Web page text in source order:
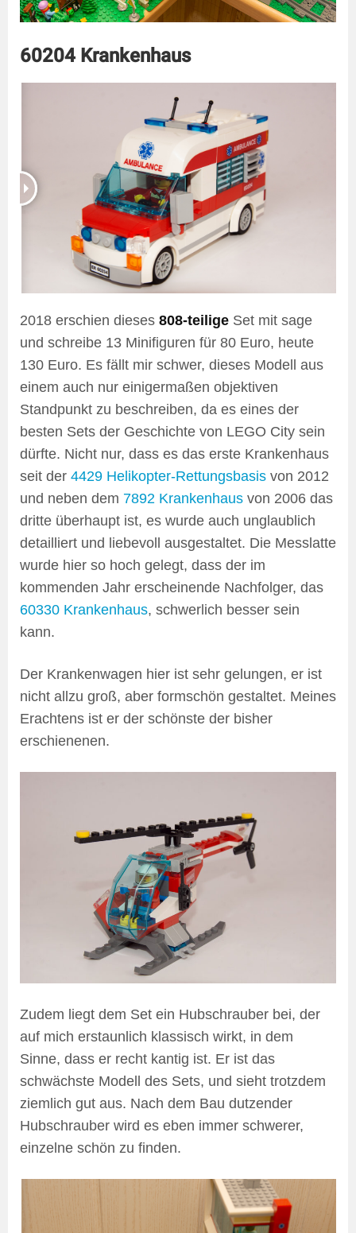
60204 Krankenhaus
2018 erschien dieses 808-teilige Set mit sage
und schreibe 13 Minifiguren für 80 Euro, heute
130 Euro. Es fällt mir schwer, dieses Modell aus
einem auch nur einigermaßen objektiven
Standpunkt zu beschreiben, da es eines der
besten Sets der Geschichte von LEGO City sein
dürfte. Nicht nur, dass es das erste Krankenhaus
seit der 4429 Helikopter-Rettungsbasis von 2012
und neben dem 7892 Krankenhaus von 2006 das
dritte überhaupt ist, es wurde auch unglaublich
detailliert und liebevoll ausgestaltet. Die Messlatte
wurde hier so hoch gelegt, dass der im
kommenden Jahr erscheinende Nachfolger, das
60330 Krankenhaus, schwerlich besser sein
kann.
Der Krankenwagen hier ist sehr gelungen, er ist
nicht allzu groß, aber formschön gestaltet. Meines
Erachtens ist er der schönste der bisher
erschienenen.
Zudem liegt dem Set ein Hubschrauber bei, der
auf mich erstaunlich klassisch wirkt, in dem
Sinne, dass er recht kantig ist. Er ist das
schwächste Modell des Sets, und sieht trotzdem
ziemlich gut aus. Nach dem Bau dutzender
Hubschrauber wird es eben immer schwerer,
einzelne schön zu finden.